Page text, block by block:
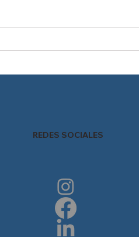
preparada para el
REDES SOCIALES